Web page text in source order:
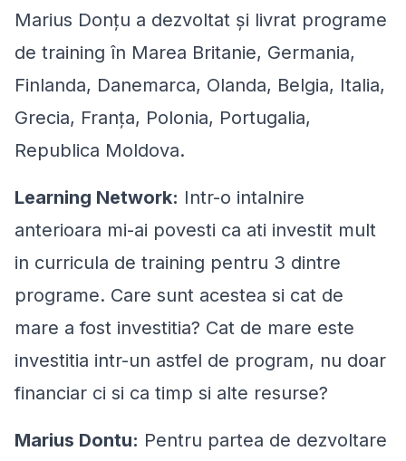
Marius Donțu a dezvoltat și livrat programe
de training în Marea Britanie, Germania,
Finlanda, Danemarca, Olanda, Belgia, Italia,
Grecia, Franţa, Polonia, Portugalia,
Republica Moldova.
Learning Network: Intr-o intalnire
anterioara mi-ai povesti ca ati investit mult
in curricula de training pentru 3 dintre
programe. Care sunt acestea si cat de
mare a fost investitia? Cat de mare este
investitia intr-un astfel de program, nu doar
financiar ci si ca timp si alte resurse?
Marius Dontu: Pentru partea de dezvoltare